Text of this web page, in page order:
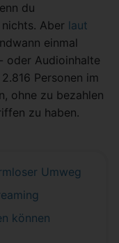
du
Aber laut
einmal
oder Audioinhalte
Personen im
ohne zu bezahlen
zu haben.
Umweg
können